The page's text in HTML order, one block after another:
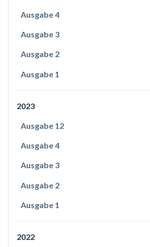
Ausgabe 4
Ausgabe 3
Ausgabe 2
Ausgabe 1
2023
Ausgabe 12
Ausgabe 4
Ausgabe 3
Ausgabe 2
Ausgabe 1
2022